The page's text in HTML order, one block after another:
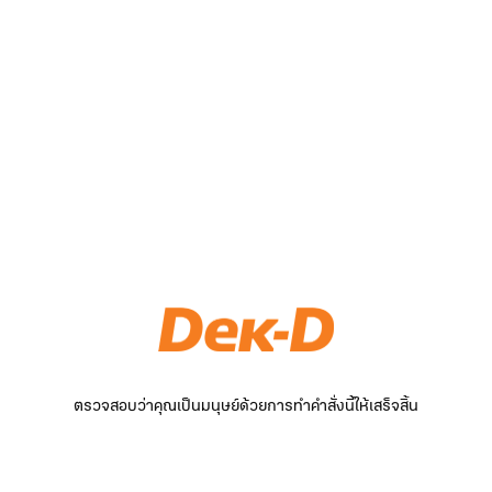
ตรวจสอบว่าคุณเป็นมนุษย์ด้วยการทำคำสั่งนี้ให้เสร็จสิ้น